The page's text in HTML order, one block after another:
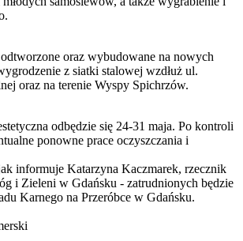
oraz wybudowane na nowych
z siatki stalowej wzdłuż ul.
oraz na terenie Wyspy Spichrzów.
odbędzie się 24-31 maja. Po kontroli
ponowne prace oczyszczania i
informuje Katarzyna Kaczmarek, rzecznik
i Zieleni w Gdańsku - zatrudnionych będzie
Karnego na Przeróbce w Gdańsku.